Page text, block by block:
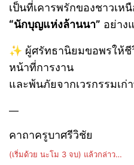
เป็นที่เคารพรักของชาวเห
“นักบุญแห่งล้านนา” อย่าง
✨ ผู้ศรัทธานิยมขอพรให้ชี
หน้าที่การงาน
และพ้นภัยจากเวรกรรมเก่
—
คาถาครูบาศรีวิชัย
(เริ่มด้วย นะโม 3 จบ) แล้วกล่าว…